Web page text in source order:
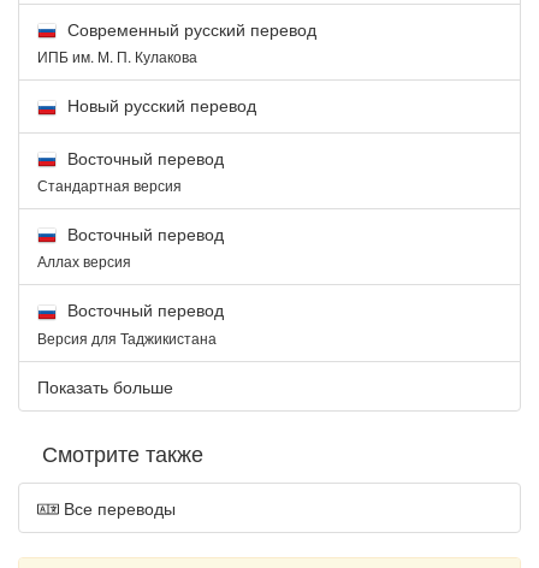
Современный русский перевод
ИПБ им. М. П. Кулакова
Новый русский перевод
Восточный перевод
Стандартная версия
Восточный перевод
Аллах версия
Восточный перевод
Версия для Таджикистана
Показать больше
Смотрите также
Все переводы